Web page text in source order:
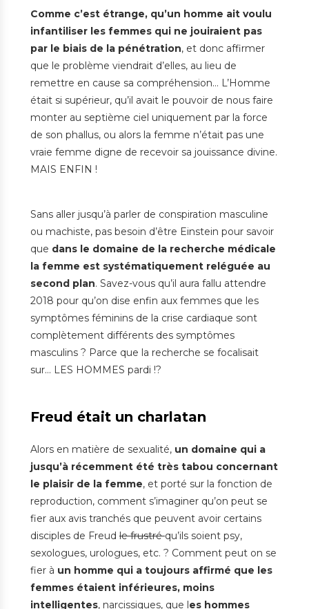
Comme c’est étrange, qu’un homme ait voulu
infantiliser les femmes qui ne jouiraient pas
par le biais de la pénétration, et donc affirmer
que le problème viendrait d’elles, au lieu de
remettre en cause sa compréhension… L’Homme
était si supérieur, qu’il avait le pouvoir de nous faire
monter au septième ciel uniquement par la force
de son phallus, ou alors la femme n’était pas une
vraie femme digne de recevoir sa jouissance divine.
MAIS ENFIN !
Sans aller jusqu’à parler de conspiration masculine
ou machiste, pas besoin d’être Einstein pour savoir
que dans le domaine de la recherche médicale
la femme est systématiquement reléguée au
second plan. Savez-vous qu’il aura fallu attendre
2018 pour qu’on dise enfin aux femmes que les
symptômes féminins de la crise cardiaque sont
complètement différents des symptômes
masculins ? Parce que la recherche se focalisait
sur… LES HOMMES pardi !?
Freud était un charlatan
Alors en matière de sexualité, un domaine qui a
jusqu’à récemment été très tabou concernant
le plaisir de la femme, et porté sur la fonction de
reproduction, comment s’imaginer qu’on peut se
fier aux avis tranchés que peuvent avoir certains
disciples de Freud le frustréqu’ils soient psy,
sexologues, urologues, etc. ? Comment peut on se
fier à un homme qui a toujours affirmé que les
femmes étaient inférieures, moins
intelligentes, narcissiques, que les hommes